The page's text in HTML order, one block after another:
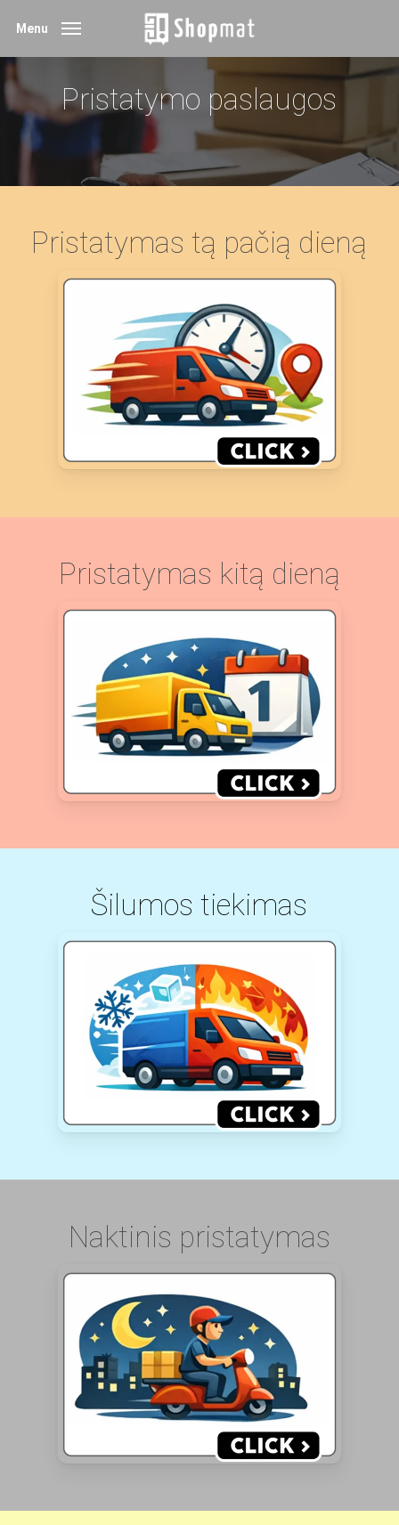
main
content
Menu
Pristatymo paslaugos
Pristatymas tą pačią dieną
Pristatymas kitą dieną
Šilumos tiekimas
Naktinis pristatymas